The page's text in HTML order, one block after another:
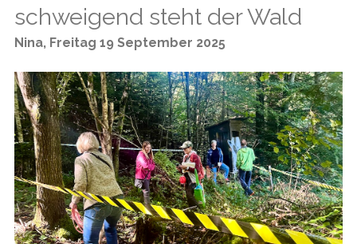
schweigend steht der Wald
Nina, Freitag 19 September 2025